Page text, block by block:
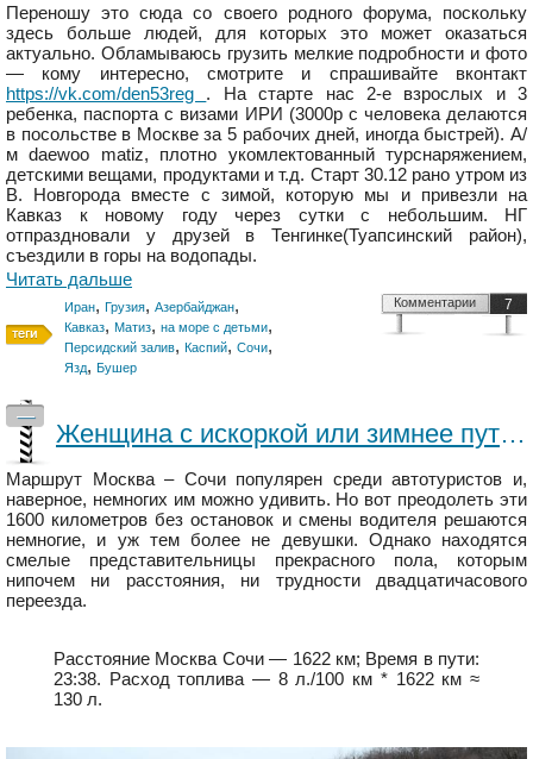
Переношу это сюда со своего родного форума, поскольку
здесь больше людей, для которых это может оказаться
актуально. Обламываюсь грузить мелкие подробности и фото
— кому интересно, смотрите и спрашивайте вконтакт
https://vk.com/den53reg . На старте нас 2-е взрослых и 3
ребенка, паспорта с визами ИРИ (3000р с человека делаются
в посольстве в Москве за 5 рабочих дней, иногда быстрей). А/
м daewoo matiz, плотно укомлектованный турснаряжением,
детскими вещами, продуктами и т.д. Старт 30.12 рано утром из
В. Новгорода вместе с зимой, которую мы и привезли на
Кавказ к новому году через сутки с небольшим. НГ
отпраздновали у друзей в Тенгинке(Туапсинский район),
съездили в горы на водопады.
Читать дальше
Иран, Грузия, Азербайджан,
Кавказ, Матиз, на море с детьми,
Персидский залив, Каспий, Сочи,
Язд, Бушер
7
Комментарии
—
Женщина с искоркой или зимнее путешествие "Москва-Сочи-Москва" за рулем
Маршрут Москва – Сочи популярен среди автотуристов и,
наверное, немногих им можно удивить. Но вот преодолеть эти
1600 километров без остановок и смены водителя решаются
немногие, и уж тем более не девушки. Однако находятся
смелые представительницы прекрасного пола, которым
нипочем ни расстояния, ни трудности двадцатичасового
переезда.
Расстояние Москва Сочи — 1622 км; Время в пути:
23:38. Расход топлива — 8 л./100 км * 1622 км ≈
130 л.